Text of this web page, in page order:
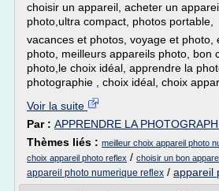
choisir un appareil, acheter un
photo,ultra compact, photos portable,
vacances et photos, voyage et photo,
photo, meilleurs appareils photo, bon
photo,le choix idéal, apprendre la
photographie , choix idéal, choix
Voir la suite
Par : APPRENDRE LA
Thèmes liés : meilleur choix appareil photo
choix appareil photo reflex / choisir un bon
appareil photo numerique reflex / appareil